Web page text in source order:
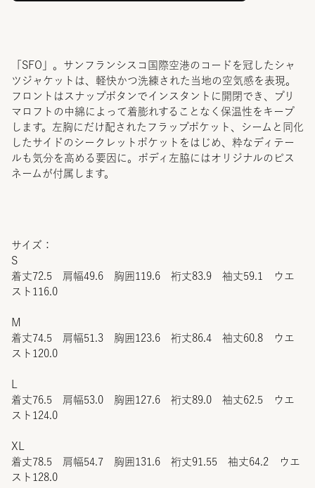
「SFO」。サンフランシスコ国際空港のコードを冠したシャ
ツジャケットは、軽快かつ洗練された当地の空気感を表現。
フロントはスナップボタンでインスタントに開閉でき、プリ
マロフトの中綿によって着膨れすることなく保温性をキープ
します。左胸にだけ配されたフラップポケット、シームと同化
したサイドのシークレットポケットをはじめ、粋なディテー
ルも気分を高める要因に。ボディ左脇にはオリジナルのピス
ネームが付属します。
サイズ：
S
着丈72.5 肩幅49.6 胸囲119.6 裄丈83.9 袖丈59.1 ウエ
スト116.0
M
着丈74.5 肩幅51.3 胸囲123.6 裄丈86.4 袖丈60.8 ウエ
スト120.0
着丈76.5 肩幅53.0 胸囲127.6 裄丈89.0 袖丈62.5 ウエ
スト124.0
XL
着丈78.5 肩幅54.7 胸囲131.6 裄丈91.55 袖丈64.2 ウエ
スト128.0